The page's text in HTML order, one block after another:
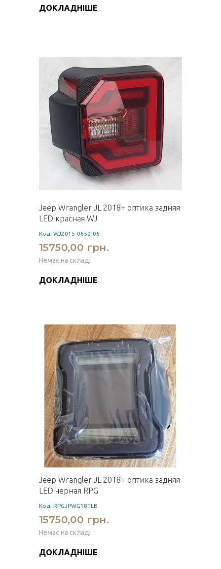
ДОКЛАДНІШЕ
Jeep Wrangler JL 2018+ оптика задняя
LED красная WJ
Код: WJ2015-0650-06
15750,00 грн.
Немає на складі
ДОКЛАДНІШЕ
Jeep Wrangler JL 2018+ оптика задняя
LED черная RPG
Код: RPGJPWG18TLB
15750,00 грн.
Немає на складі
ДОКЛАДНІШЕ